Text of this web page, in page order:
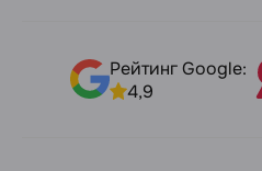
Рейтинг Google:
4,9